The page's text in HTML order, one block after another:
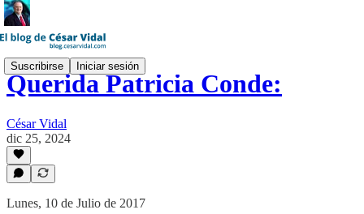
Suscribirse Iniciar sesión
Querida Patricia Conde:
César Vidal
dic 25, 2024
Lunes, 10 de Julio de 2017